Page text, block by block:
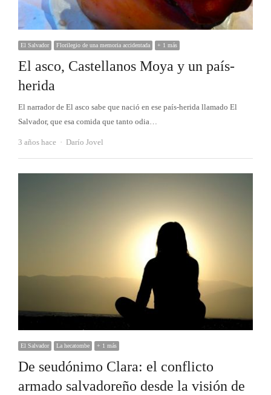
El Salvador Florilegio de una memoria accidentada + 1 más
El asco, Castellanos Moya y un país-
herida
El narrador de El asco sabe que nació en ese país-herida llamado El
Salvador, que esa comida que tanto odia…
3 años hace Autor
Darío Jovel
El Salvador La hecatombe + 1 más
De seudónimo Clara: el conflicto
armado salvadoreño desde la visión de